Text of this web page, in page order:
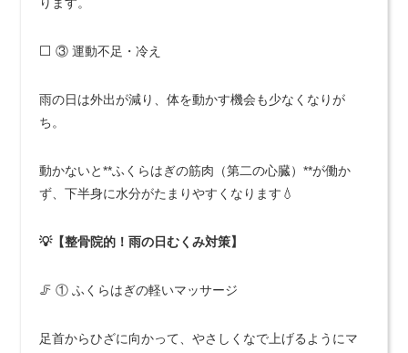
⬜ ③ 運動不足・冷え
雨の日は外出が減り、体を動かす機会も少なくなりが
ち。
動かないと**ふくらはぎの筋肉（第二の心臓）**が働か
ず、下半身に水分がたまりやすくなります💧
💡【整骨院的！雨の日むくみ対策】
🦵 ① ふくらはぎの軽いマッサージ
足首からひざに向かって、やさしくなで上げるようにマ